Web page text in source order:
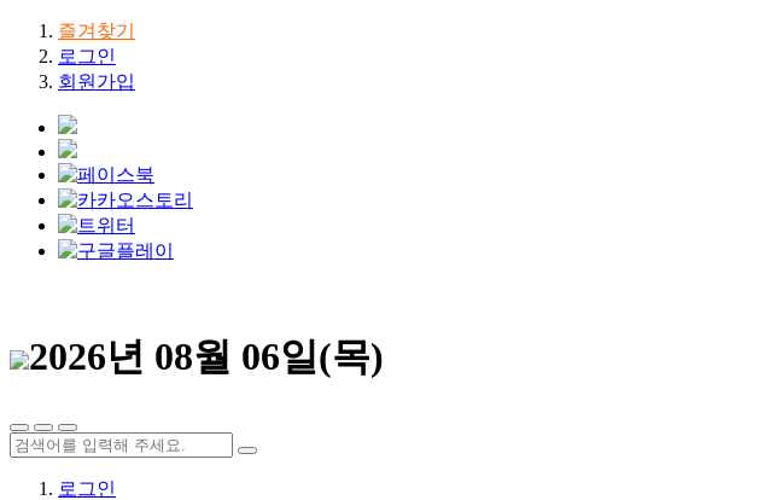
즐겨찾기
로그인
회원가입
2026년 08월 06일(목)
로그인